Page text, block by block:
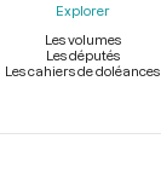
Explorer
Les volumes
Les députés
Les cahiers de doléances